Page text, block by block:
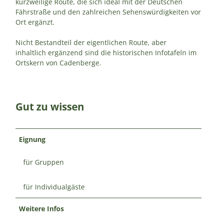
Fährstraße und den zahlreichen Sehenswürdigkeiten vor
Ort ergänzt.
Nicht Bestandteil der eigentlichen Route, aber
inhaltlich ergänzend sind die historischen Infotafeln im
Ortskern von Cadenberge.
Gut zu wissen
Eignung
für Gruppen
für Individualgäste
Weitere Infos